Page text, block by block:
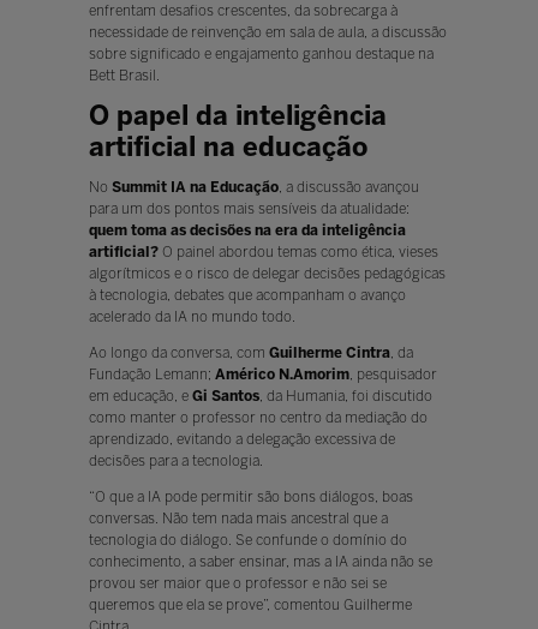
enfrentam desafios crescentes, da sobrecarga à
necessidade de reinvenção em sala de aula, a discussão
sobre significado e engajamento ganhou destaque na
Bett Brasil.
O papel da inteligência
artificial na educação
No Summit IA na Educação, a discussão avançou
para um dos pontos mais sensíveis da atualidade:
quem toma as decisões na era da inteligência
artificial? O painel abordou temas como ética, vieses
algorítmicos e o risco de delegar decisões pedagógicas
à tecnologia, debates que acompanham o avanço
acelerado da IA no mundo todo.
Ao longo da conversa, com Guilherme Cintra, da
Fundação Lemann; Américo N.Amorim, pesquisador
em educação, eGi Santos, da Humania, foi discutido
como manter o professor no centro da mediação do
aprendizado, evitando a delegação excessiva de
decisões para a tecnologia.
“O que a IA pode permitir são bons diálogos, boas
conversas. Não tem nada mais ancestral que a
tecnologia do diálogo. Se confunde o domínio do
conhecimento, a saber ensinar, mas a IA ainda não se
provou ser maior que o professor e não sei se
queremos que ela se prove”, comentou Guilherme